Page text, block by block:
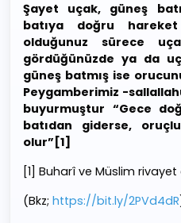
Şayet uçak, güneş
batıya doğru
olduğunuz sürece
gördüğünüzde ya da
güneş batmış ise
Peygamberimiz -
buyurmuştur “Gece
batıdan giderse,
olur”[1]
[1] Buharî ve Müslim
(Bkz; https://bit.ly/2PVd4dR